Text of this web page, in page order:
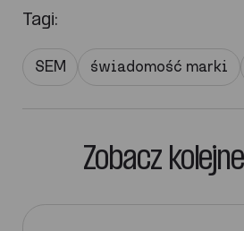
Tagi:
SEM świadomość marki
Zobacz